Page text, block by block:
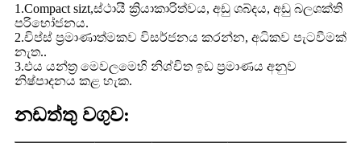
1.Compact sizt,ස්ථායී ක්‍රියාකාරිත්වය, අඩු ශබ්දය, අඩු බලශක්ති
පරිභෝජනය.
2.චිප්ස් ප්‍රමාණාත්මකව විසර්ජනය කරන්න, අධිකව පැටවීමක්
නැත..
3.එය යන්ත්‍ර මෙවලමෙහි නිශ්චිත ඉඩ ප්‍රමාණය අනුව
නිෂ්පාදනය කළ හැක.
නඩත්තු වගුව: